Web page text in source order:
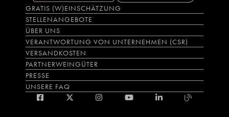
GRATIS (W)EINSCHÄTZUNG
STELLENANGEBOTE
ÜBER UNS
VERANTWORTUNG VON UNTERNEHMEN (CSR)
VERSANDKOSTEN
PARTNERWEINGÜTER
PRESSE
UNSERE FAQ